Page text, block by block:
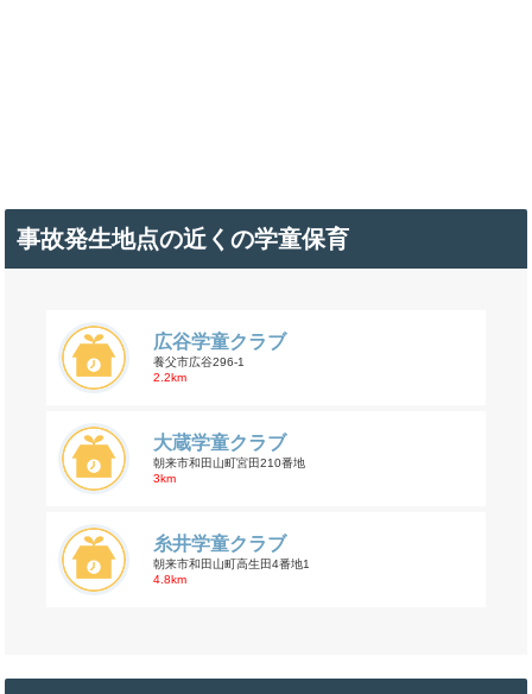
事故発生地点の近くの学童保育
広谷学童クラブ
養父市広谷296-1
2.2km
大蔵学童クラブ
朝来市和田山町宮田210番地
3km
糸井学童クラブ
朝来市和田山町高生田4番地1
4.8km